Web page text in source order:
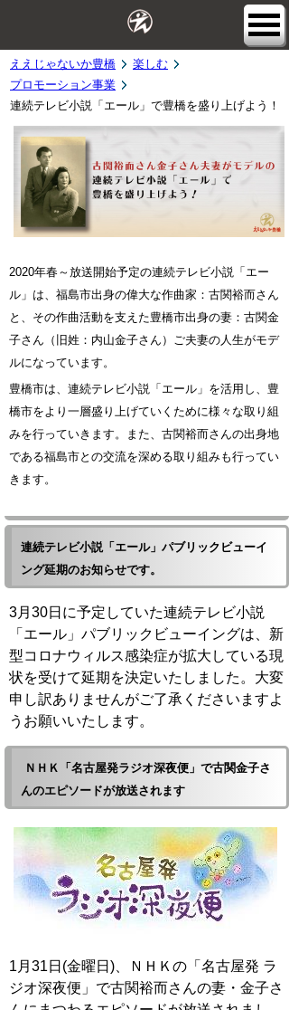
ええじゃないか豊橋
楽しむ
プロモーション事業
連続テレビ小説「エール」で豊橋を盛り上げよう！
2020年春～放送開始予定の連続テレビ小説「エー
ル」は、福島市出身の偉大な作曲家：古関裕而さん
と、その作曲活動を支えた豊橋市出身の妻：古関金
子さん（旧姓：内山金子さん）ご夫妻の人生がモデ
ルになっています。
豊橋市は、連続テレビ小説「エール」を活用し、豊
橋市をより一層盛り上げていくために様々な取り組
みを行っていきます。また、古関裕而さんの出身地
である福島市との交流を深める取り組みも行ってい
きます。
連続テレビ小説「エール」パブリックビューイ
ング延期のお知らせです。
3月30日に予定していた連続テレビ小説
「エール」パブリックビューイングは、新
型コロナウィルス感染症が拡大している現
状を受けて延期を決定いたしました。大変
申し訳ありませんがご了承くださいますよ
うお願いいたします。
ＮＨＫ「名古屋発ラジオ深夜便」で古関金子さ
んのエピソードが放送されます
1月31日(金曜日)、ＮＨＫの「名古屋発 ラ
ジオ深夜便」で古関裕而さんの妻・金子さ